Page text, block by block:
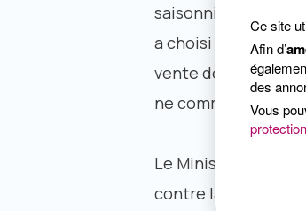
saisonnière. Cette
a choisi de
vente depuis le 25
ne commencera
Le Ministère insiste
contre la grippe
Ce site
Afin d’
des
Vous